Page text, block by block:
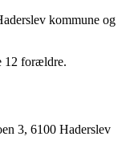
kommune og
12 forældre.
3, 6100 Haderslev